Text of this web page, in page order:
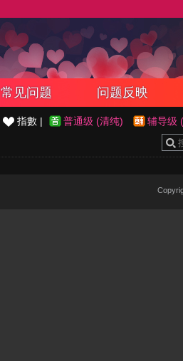
常见问题 问题反映
指數 | 普通级 (清纯) 辅导级